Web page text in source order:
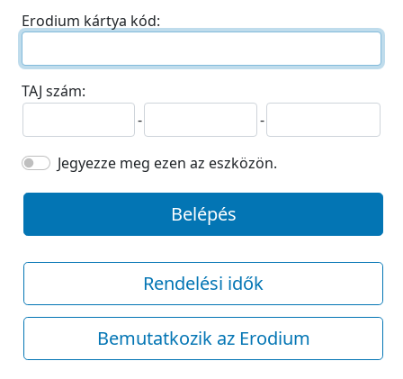
Erodium kártya kód:
TAJ szám:
-
-
Jegyezze meg ezen az eszközön.
Belépés
Rendelési idők
Bemutatkozik az Erodium